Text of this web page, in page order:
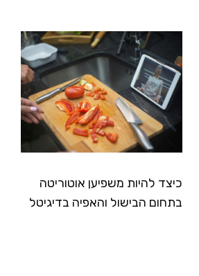
כיצד להיות משפיען אוטוריטה
בתחום הבישול והאפיה בדיגיטל